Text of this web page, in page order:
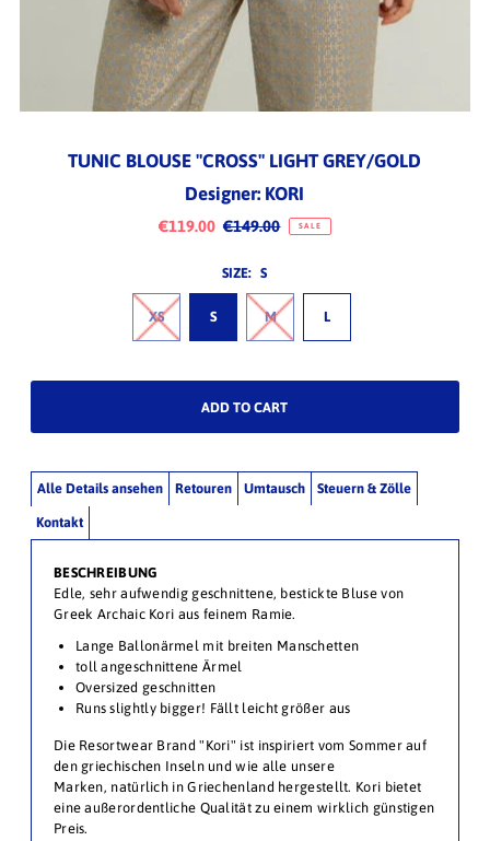
TUNIC BLOUSE "CROSS" LIGHT GREY/GOLD
Designer: KORI
€119.00 €149.00 SALE
SIZE: S
XS S M L
Alle Details ansehen Retouren Umtausch Steuern & Zölle
Kontakt
BESCHREIBUNG
Edle, sehr aufwendig geschnittene, bestickte Bluse von
Greek Archaic Kori aus feinem Ramie.
Lange Ballonärmel mit breiten Manschetten
toll angeschnittene Ärmel
Oversized geschnitten
Runs slightly bigger! Fällt leicht größer aus
Die Resortwear Brand "Kori" ist inspiriert vom Sommer auf
den griechischen Inseln und wie alle unsere
Marken, natürlich in Griechenland hergestellt. Kori bietet
eine außerordentliche Qualität zu einem wirklich günstigen
Preis.